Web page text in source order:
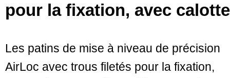
pour la fixation, avec calotte
Les patins de mise à niveau de précision
AirLoc avec trous filetés pour la fixation,